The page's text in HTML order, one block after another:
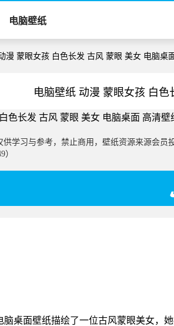
电脑壁纸
漫 蒙眼女孩 白色长发 古风 蒙眼 美女 电脑桌
电脑壁纸 动漫 蒙眼女孩 白
供学习与参考，禁止商用，壁纸资源来源会
）
桌面壁纸描绘了一位古风蒙眼美女，